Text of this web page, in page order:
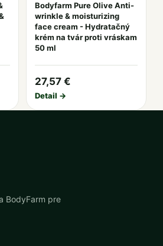
Bodyfarm Pure Olive Anti-
wrinkle & moisturizing
face cream - Hydratačný
krém na tvár proti vráskam
50 ml
27,57 €
Detail →
BodyFarm pre